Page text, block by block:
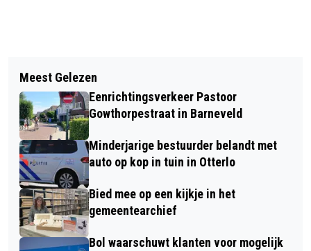
KANTINE KOMPAS IN VOLLE GANG:
JONGEREN ONTDEKKEN DE WEG NAAR
BEWUST GENIETEN
CENTRUMPLAN VOORTHUIZEN FASE
VERDER
Meest Gelezen
Eenrichtingsverkeer Pastoor
Gowthorpestraat in Barneveld
Minderjarige bestuurder belandt met
auto op kop in tuin in Otterlo
Bied mee op een kijkje in het
gemeentearchief
Bol waarschuwt klanten voor mogelijk